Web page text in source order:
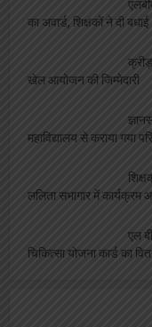
का अवार्ड, शिक्षकों ने दी बधाई
खेल आयोजन की जिम्मेदारी
महाविद्यालय से कराया गया
ललिता सभागार में कार्यक्रम
एल
चिकित्सा योजना कार्ड का